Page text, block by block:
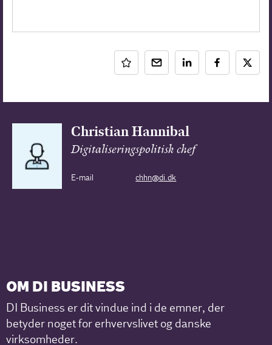
Christian Hannibal
Digitaliseringspolitisk chef
E-mail chhn@di.dk
OM DI BUSINESS
DI Business er dit vindue ind i de emner, der
betyder noget for erhvervslivet og danske
virksomheder.